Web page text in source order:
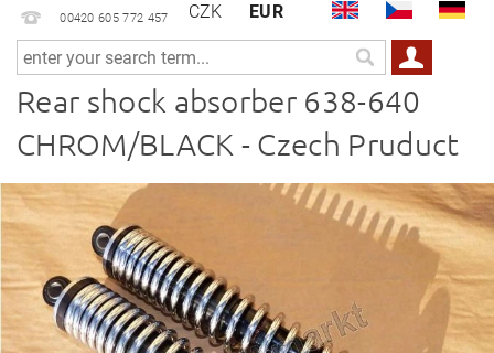
00420 605 772 457 CZK EUR
Rear shock absorber 638-640
CHROM/BLACK - Czech Pruduct